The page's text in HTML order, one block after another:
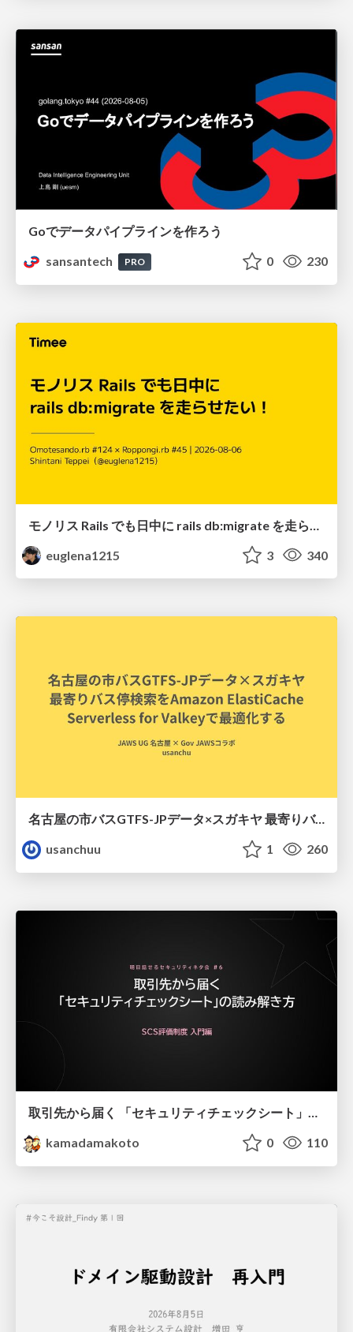
Goでデータパイプラインを作ろう
sansantech
PRO 0 230
euglena1215
3 340
名古屋の市バスGTFS-JPデータ×スガキヤ 最寄りバス停検索をAmazon ElastiCache Serverless for Valkeyで最適化する
usanchuu
1 260
取引先から届く 「セキュリティチェックシート」の読み解き方
kamadamakoto
0 110